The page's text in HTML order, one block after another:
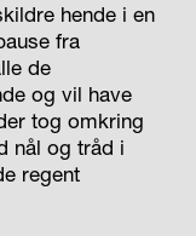
hende i en
fra
de
og vil have
tog omkring
nål og tråd i
regent